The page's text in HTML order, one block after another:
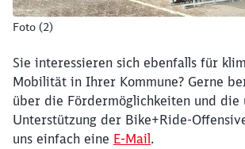
Foto (2)
Sie interessieren sich ebenfalls für
Mobilität in Ihrer Kommune? Gerne
über die Fördermöglichkeiten und die
Unterstützung der Bike+Ride-
uns einfach eine E-Mail.